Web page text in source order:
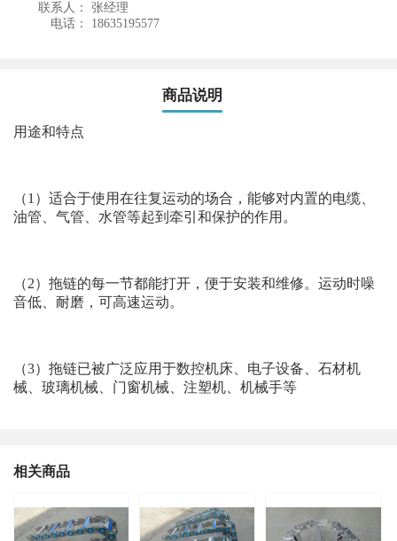
联系人：
张经理
电话：
18635195577
商品说明
用途和特点
（1）适合于使用在往复运动的场合，能够对内置的电缆、
油管、气管、水管等起到牵引和保护的作用。
（2）拖链的每一节都能打开，便于安装和维修。运动时噪
音低、耐磨，可高速运动。
（3）拖链已被广泛应用于数控机床、电子设备、石材机
械、玻璃机械、门窗机械、注塑机、机械手等
相关商品